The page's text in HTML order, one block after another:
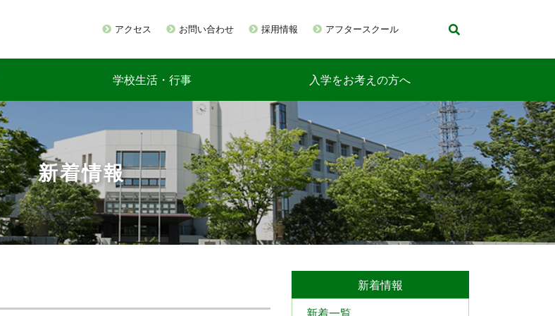
アクセス お問い合わせ 採用情報 アフタースクール
学校生活・行事 入学をお考えの方へ
新着情報
新着情報
新着一覧